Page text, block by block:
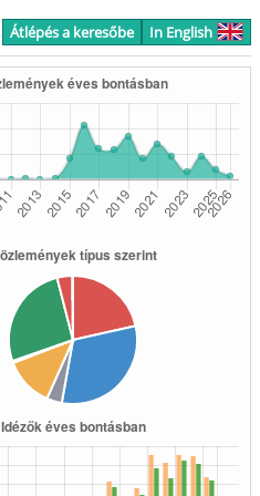
Átlépés a keresőbe In English